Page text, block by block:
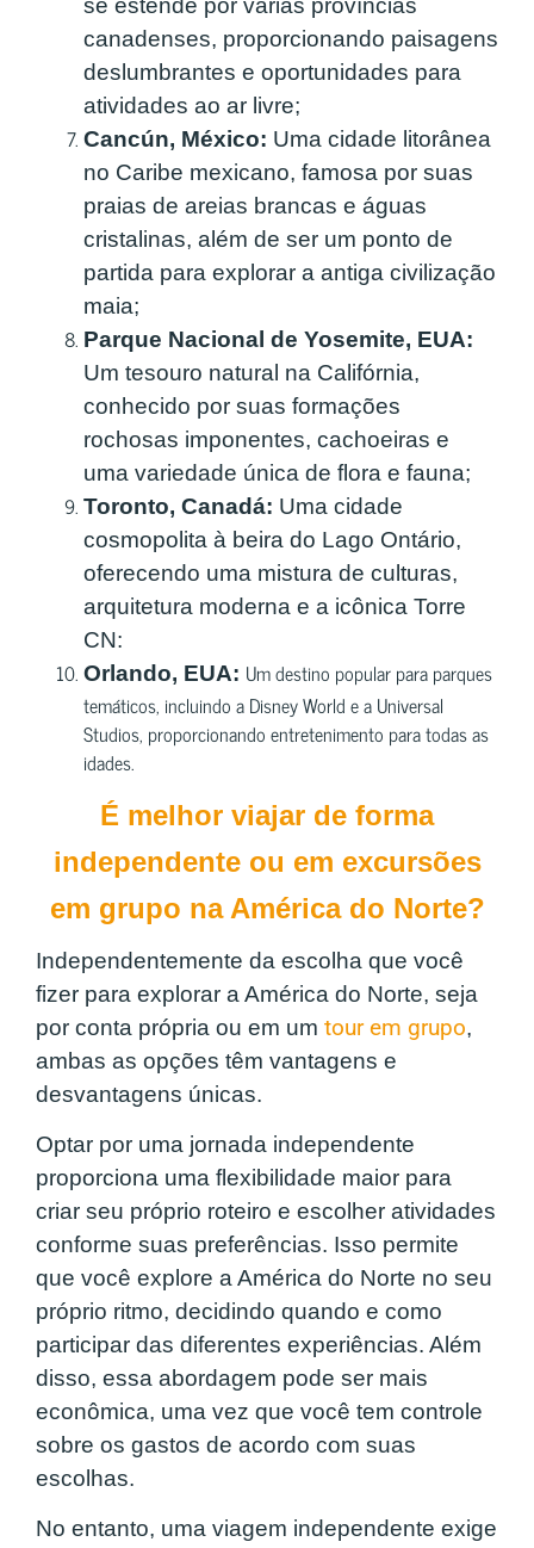
canadenses, proporcionando paisagens
deslumbrantes e oportunidades para
atividades ao ar livre;
Cancún, México: Uma cidade litorânea
no Caribe mexicano, famosa por suas
praias de areias brancas e águas
cristalinas, além de ser um ponto de
partida para explorar a antiga civilização
maia;
Parque Nacional de Yosemite, EUA:
Um tesouro natural na Califórnia,
conhecido por suas formações
rochosas imponentes, cachoeiras e
uma variedade única de flora e fauna;
Toronto, Canadá: Uma cidade
cosmopolita à beira do Lago Ontário,
oferecendo uma mistura de culturas,
arquitetura moderna e a icônica Torre
CN:
Orlando, EUA: Um destino popular para parques
temáticos, incluindo a Disney World e a Universal
Studios, proporcionando entretenimento para todas as
idades.
É melhor viajar de forma
independente ou em excursões
em grupo na América do Norte?
Independentemente da escolha que você
fizer para explorar a América do Norte, seja
por conta própria ou em um tour em grupo,
ambas as opções têm vantagens e
desvantagens únicas.
Optar por uma jornada independente
proporciona uma flexibilidade maior para
criar seu próprio roteiro e escolher atividades
conforme suas preferências. Isso permite
que você explore a América do Norte no seu
próprio ritmo, decidindo quando e como
participar das diferentes experiências. Além
disso, essa abordagem pode ser mais
econômica, uma vez que você tem controle
sobre os gastos de acordo com suas
escolhas.
No entanto, uma viagem independente exige